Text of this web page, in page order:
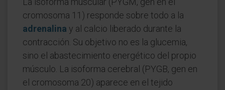
cromosoma 11) responde sobre todo a la
adrenalina y al calcio liberado durante la
contracción. Su objetivo no es la glucemia,
sino el abastecimiento energético del propio
músculo. La isoforma cerebral (PYGB, gen en
el cromosoma 20) aparece en el tejido